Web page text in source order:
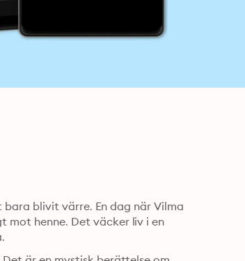
blivit värre. En dag när Vilma
henne. Det väcker liv i en